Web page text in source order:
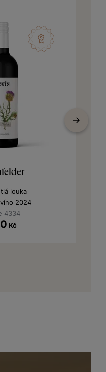
louka
2024
4334
Kč